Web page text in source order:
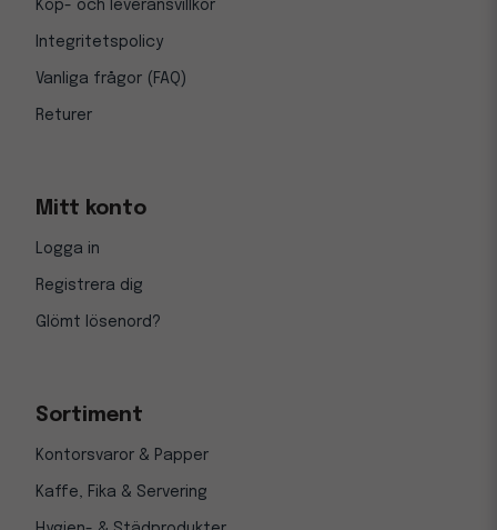
Köp- och leveransvillkor
Integritetspolicy
Vanliga frågor (FAQ)
Returer
Mitt konto
Logga in
Registrera dig
Glömt lösenord?
Sortiment
Kontorsvaror & Papper
Kaffe, Fika & Servering